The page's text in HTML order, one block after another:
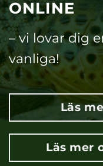
ONLINE
– vi lovar dig
vanliga!
Läs
Läs mer